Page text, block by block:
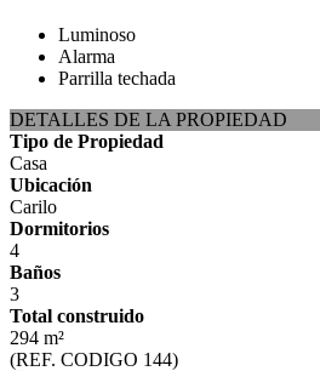
Luminoso
Alarma
Parrilla techada
DETALLES DE LA PROPIEDAD
Tipo de Propiedad
Casa
Ubicación
Carilo
Dormitorios
4
Baños
3
Total construido
294 m²
(REF. CODIGO 144)